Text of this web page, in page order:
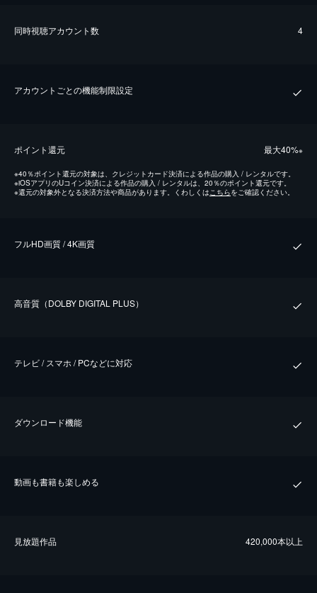
同時視聴アカウント数 4
アカウントごとの機能制限設定
ポイント還元 最⼤40%※
※40％ポイント還元の対象は、クレジットカード決済による作品の購入 / レンタルです。
※iOSアプリのUコイン決済による作品の購入 / レンタルは、20％のポイント還元です。
※還元の対象外となる決済方法や商品があります。くわしくはこちらをご確認ください。
フルHD画質 / 4K画質
⾼⾳質（DOLBY DIGITAL PLUS）
テレビ / スマホ / PCなどに対応
ダウンロード機能
動画も書籍も楽しめる
⾒放題作品 420,000本以上